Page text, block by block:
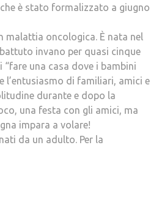
è stato formalizzato a giugno
malattia oncologica. È nata nel
invano per quasi cinque
una casa dove i bambini
l’entusiasmo di familiari, amici e
durante e dopo la
una festa con gli amici, ma
impara a volare!
da un adulto. Per la